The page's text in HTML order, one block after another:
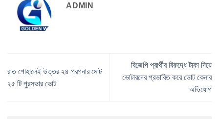
ADMIN
রাত পোহালেই উত্তর ২৪ পরগনার মোট
২৫ টি পুরসভার ভোট
বিজেপি প্রার্থীর বিরুদ্ধে টাকা দিয়ে
ভোটারদের প্রভাবিত করে ভোট কেনার
অভিযোগ